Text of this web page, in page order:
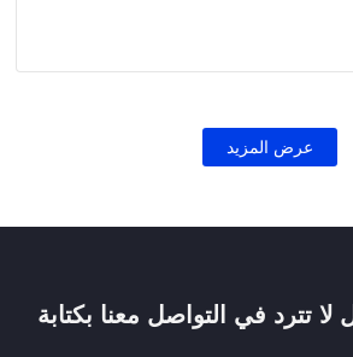
عرض المزيد
تترد في التواصل معنا بكتابة